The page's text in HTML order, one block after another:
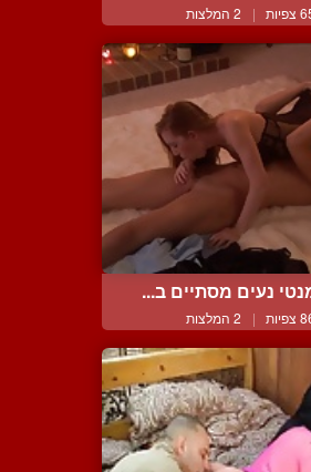
| 2 המלצות
נעים מסתיים ב...
| 2 המלצות